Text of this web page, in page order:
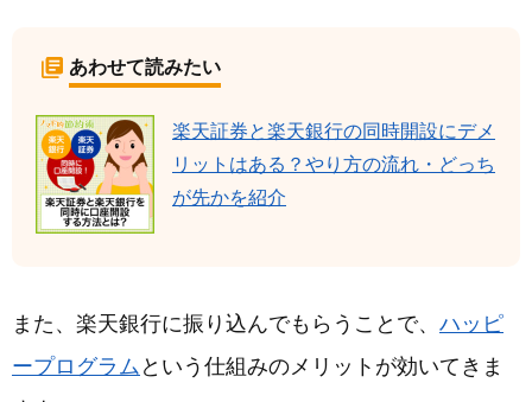
あわせて読みたい
楽天証券と楽天銀行の同時開設にデメ
リットはある？やり方の流れ・どっち
が先かを紹介
また、楽天銀行に振り込んでもらうことで、 ハッピ
ープログラム という仕組みのメリットが効いてきま